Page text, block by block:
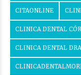
CITAONLINE
CLINICA DENTAL
CLINICA DENTAL